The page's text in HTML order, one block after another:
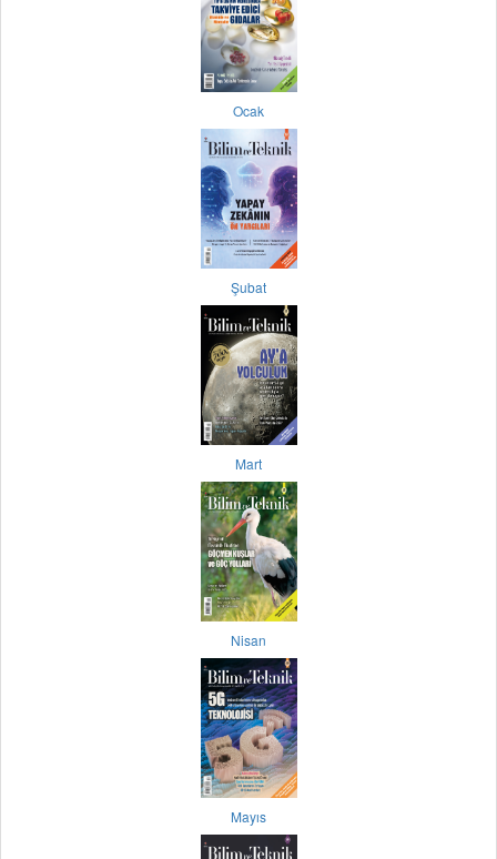
Ocak
Şubat
Mart
Nisan
Mayıs